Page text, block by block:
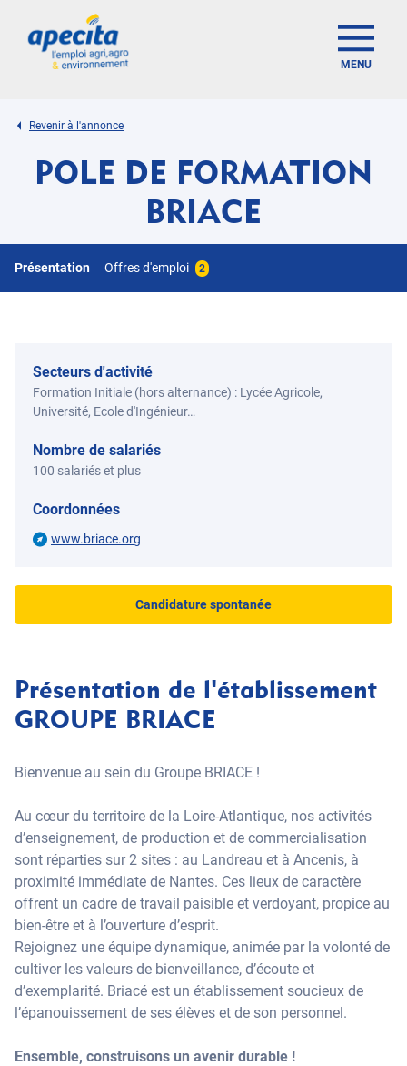
MENU
Revenir à l'annonce
POLE DE FORMATION
BRIACE
Présentation Offres d'emploi 2
Secteurs d'activité
Formation Initiale (hors alternance) : Lycée Agricole,
Université, Ecole d'Ingénieur…
Nombre de salariés
100 salariés et plus
Coordonnées
www.briace.org
Candidature spontanée
Présentation de l'établissement
GROUPE BRIACE
Bienvenue au sein du Groupe BRIACE !
Au cœur du territoire de la Loire-Atlantique, nos activités
d’enseignement, de production et de commercialisation
sont réparties sur 2 sites : au Landreau et à Ancenis, à
proximité immédiate de Nantes. Ces lieux de caractère
offrent un cadre de travail paisible et verdoyant, propice au
bien-être et à l’ouverture d’esprit.
Rejoignez une équipe dynamique, animée par la volonté de
cultiver les valeurs de bienveillance, d’écoute et
d’exemplarité. Briacé est un établissement soucieux de
l’épanouissement de ses élèves et de son personnel.
Ensemble, construisons un avenir durable !